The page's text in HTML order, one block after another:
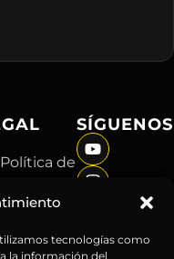
tecnologías como
la información del
Política de
Términos y
Aviso
SÍGUENOS